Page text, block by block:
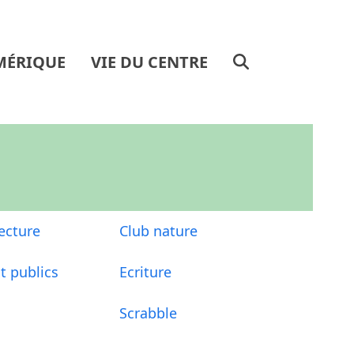
VIE DU CENTRE
Club nature
publics Ecriture
Scrabble